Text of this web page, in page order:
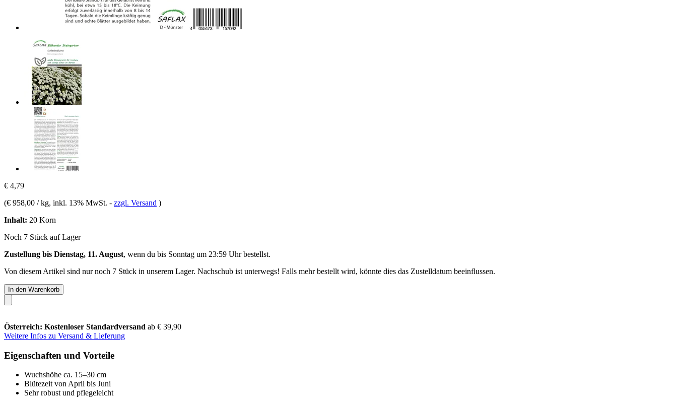
€ 4,79
(€ 958,00 / kg, inkl. 13% MwSt. - zzgl. Versand )
Inhalt: 20 Korn
Noch 7 Stück auf Lager
Zustellung bis Dienstag, 11. August, wenn du bis Sonntag um 23:59 Uhrbestellst.
Von diesem Artikel sind nur noch 7 Stück in unserem Lager. Nachschub ist unterwegs! Falls mehr bestellt wird, könnte dies das Zustelldatum beeinflussen.
In den Warenkorb
Österreich: Kostenloser Standardversand ab € 39,90
Weitere Infos zu Versand & Lieferung
Eigenschaften und Vorteile
Wuchshöhe ca. 15–30 cm
Blütezeit von April bis Juni
Sehr robust und pflegeleicht